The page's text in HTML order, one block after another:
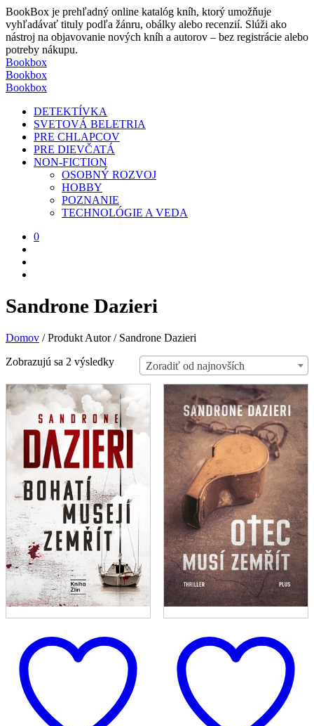
BookBox je prehľadný online katalóg kníh, ktorý umožňuje
vyhľadávať tituly podľa žánru, obálky alebo recenzií. Slúži ako
nástroj na objavovanie nových kníh a autorov – bez registrácie alebo
potreby nákupu.
Bookbox
Bookbox
Bookbox
DETEKTÍVKA
SVETOVÁ BELETRIA
PRE CHLAPCOV
PRE DIEVČATÁ
NON-FICTION
OSOBNÝ ROZVOJ
HOBBY
POZNANIE
TECHNOLÓGIE A VEDA
0
Sandrone Dazieri
Domov /Produkt Autor/Sandrone Dazieri
Zoradiť od najnovších
Zobrazujú sa 2 výsledkyZoradené
podľa
najnovších